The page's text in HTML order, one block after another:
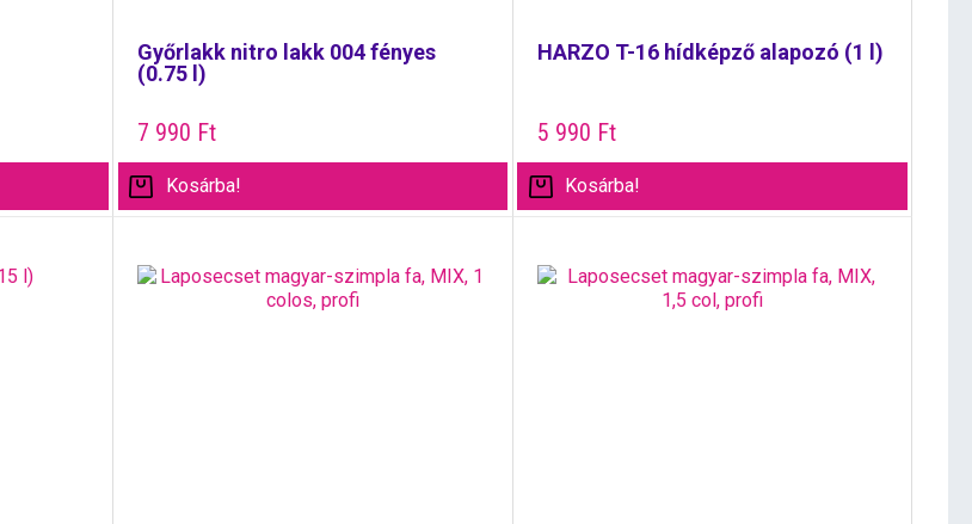
Győrlakk nitro lakk 004 fényes
(0.75 l)
7 990 Ft
Kosárba!
HARZO T-16 hídképző alapozó (1 l)
5 990 Ft
Kosárba!